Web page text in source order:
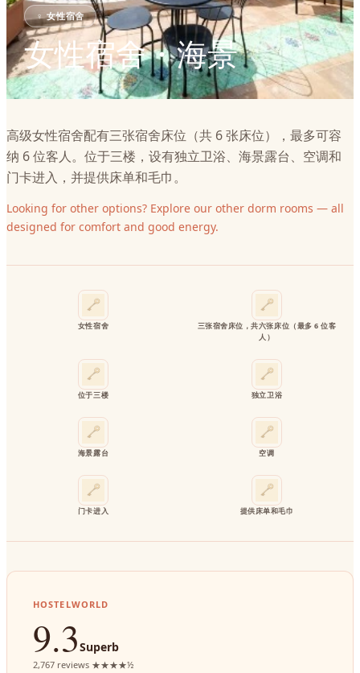
♀女性宿舍
女性宿舍・海景
高级女性宿舍配有三张宿舍床位（共 6 张床位），最多可容
纳 6 位客人。位于三楼，设有独立卫浴、海景露台、空调和
门卡进入，并提供床单和毛巾。
Looking for other options? Explore our other dorm rooms — all
designed for comfort and good energy.
女性宿舍
三张宿舍床位，共六张床位（最多 6 位客
人）
位于三楼 独立卫浴
海景露台 空调
门卡进入 提供床单和毛巾
HOSTELWORLD
9.3Superb
2,767 reviews ★★★★½